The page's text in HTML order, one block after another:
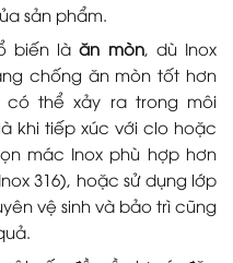
sản phẩm.
biến làăn mòn, dù Inox
chống ăn mòn tốt hơn
có thể xảy ra trong môi
khi tiếp xúc với clo hoặc
mác Inox phù hợp hơn
316), hoặc sử dụng lớp
vệ sinh và bảo trì cũng